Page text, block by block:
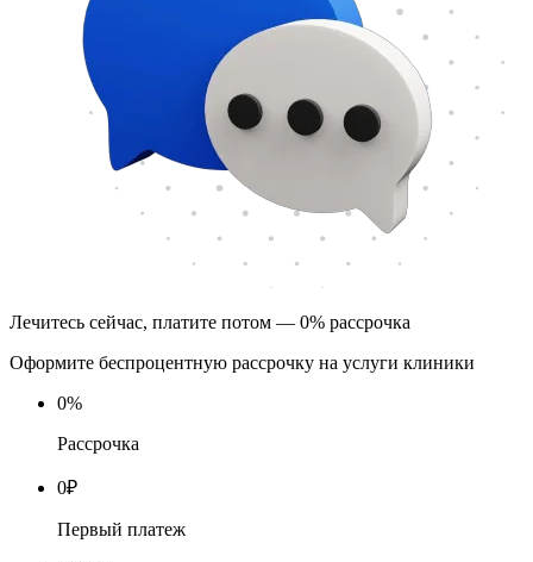
Лечитесь сейчас, платите потом — 0% рассрочка
Оформите беспроцентную рассрочку на услуги клиники
0%
Рассрочка
0₽
Первый платеж